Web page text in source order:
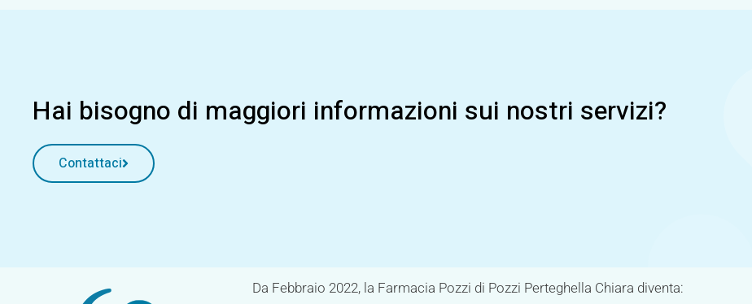
Hai bisogno di maggiori informazioni sui nostri servizi?
Contattaci
Da Febbraio 2022, la Farmacia Pozzi di Pozzi Perteghella Chiara diventa: